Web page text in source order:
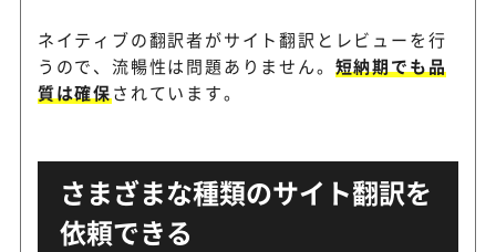
ネイティブの翻訳者がサイト翻訳とレビューを行
うので、流暢性は問題ありません。 短納期でも品
質は確保されています。
さまざまな種類のサイト翻訳を
依頼できる